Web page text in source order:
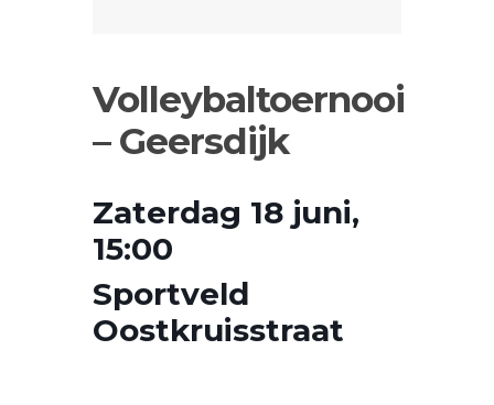
Volleybaltoernooi
– Geersdijk
Zaterdag 18 juni,
15:00
Sportveld
Oostkruisstraat